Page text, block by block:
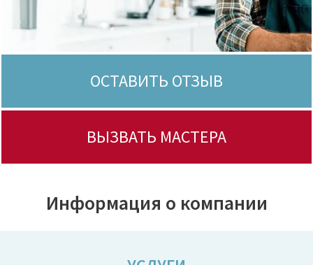
ОСТАВИТЬ ОТЗЫВ
ВЫЗВАТЬ МАСТЕРА
Информация о компании